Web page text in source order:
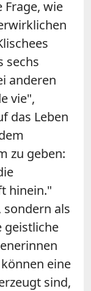
wie
sechs
anderen
vie",
das Leben
zu geben:
hinein."
sondern als
geistliche
eine
sind,